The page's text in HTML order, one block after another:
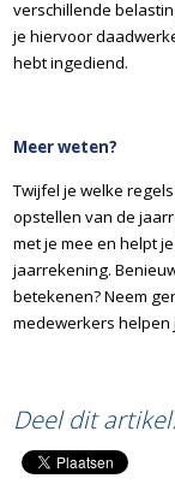
verschillende
je hiervoor
hebt ingediend.
Meer weten?
Twijfel je welke
opstellen van de
met je mee en helpt
jaarrekening.
betekenen? Neem
medewerkers helpen
Deel dit